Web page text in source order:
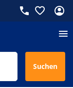
Suchen